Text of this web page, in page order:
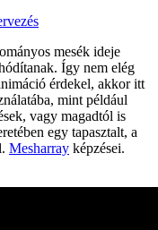
mesék ideje
Így nem elég
érdekel, akkor itt
mint például
vagy magadtól is
egy tapasztalt, a
Mesharray képzései.